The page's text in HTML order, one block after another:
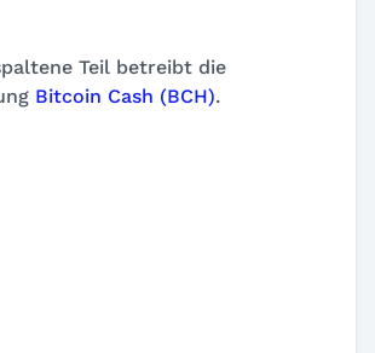
Teil betreibt die
Bitcoin Cash (BCH).